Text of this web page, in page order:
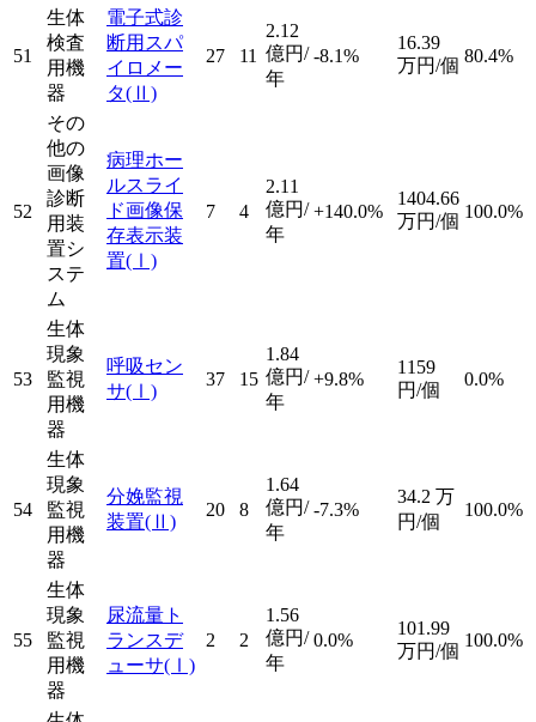
51
生体
検査
用機
器
電子式診
断用スパ
イロメー
タ(Ⅱ)
27 11
2.12
億円/
年
-8.1%
16.39
万円/個 80.4%
52
その
他の
画像
診断
用装
置シ
ステ
ム
病理ホー
ルスライ
ド画像保
存表示装
置(Ⅰ)
7 4
2.11
億円/
年
+140.0%
1404.66
万円/個 100.0%
53
生体
現象
監視
用機
器
呼吸セン
サ(Ⅰ)
37 15
1.84
億円/
年
+9.8%
1159
円/個
0.0%
54
生体
現象
監視
用機
器
分娩監視
装置(Ⅱ)
20 8
1.64
億円/
年
-7.3%
34.2 万
円/個
100.0%
55
生体
現象
監視
用機
器
尿流量ト
ランスデ
ューサ(Ⅰ)
2 2
1.56
億円/
年
0.0%
101.99
万円/個
100.0%